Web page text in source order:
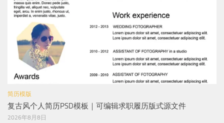
简历模版
复古风个人简历PSD模板｜可编辑求职履历版式源文件
2026年8月8日